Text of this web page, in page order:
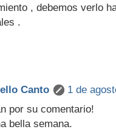
, debemos verlo
.
Canto
1 de
por su comentario!
bella semana.